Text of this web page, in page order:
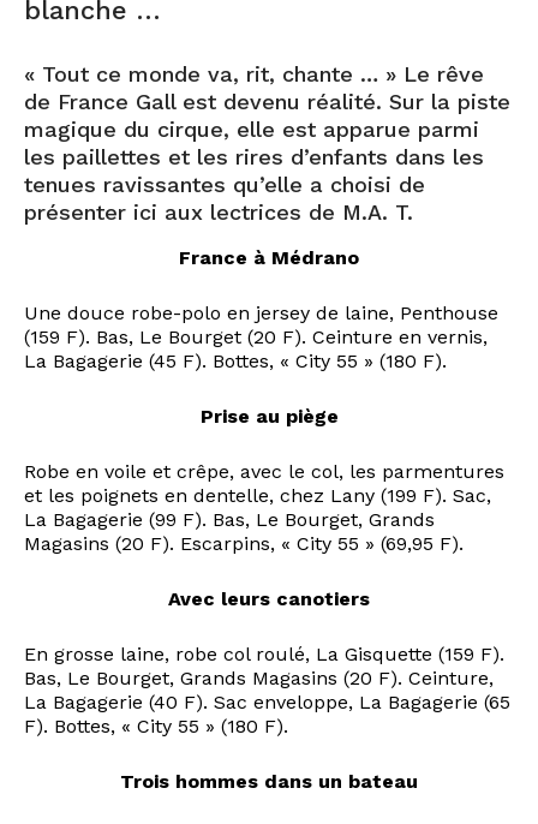
blanche …
« Tout ce monde va, rit, chante … » Le rêve
de France Gall est devenu réalité. Sur la piste
magique du cirque, elle est apparue parmi
les paillettes et les rires d’enfants dans les
tenues ravissantes qu’elle a choisi de
présenter ici aux lectrices de M.A. T.
France à Médrano
Une douce robe-polo en jersey de laine, Penthouse
(159 F). Bas, Le Bourget (20 F). Ceinture en vernis,
La Bagagerie (45 F). Bottes, « City 55 » (180 F).
Prise au piège
Robe en voile et crêpe, avec le col, les parmentures
et les poignets en dentelle, chez Lany (199 F). Sac,
La Bagagerie (99 F). Bas, Le Bourget, Grands
Magasins (20 F). Escarpins, « City 55 » (69,95 F).
Avec leurs canotiers
En grosse laine, robe col roulé, La Gisquette (159 F).
Bas, Le Bourget, Grands Magasins (20 F). Ceinture,
La Bagagerie (40 F). Sac enveloppe, La Bagagerie (65
F). Bottes, « City 55 » (180 F).
Trois hommes dans un bateau